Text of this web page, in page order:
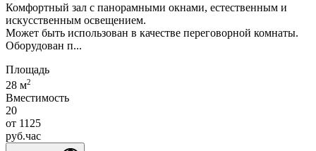
Комфортный зал с панорамными окнами, естественным и
искусственным освещением.
Может быть использован в качестве переговорной комнаты.
Оборудован п...
Площадь
28 м2
Вместимость
20
от 1125
руб.час